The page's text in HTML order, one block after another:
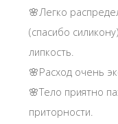
🌸Легко
(спасибо
липкость.
🌸Расход очень
🌸Тело приятно
приторности.